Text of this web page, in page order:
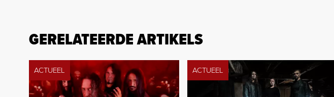
GERELATEERDE ARTIKELS
ACTUEEL ACTUEEL